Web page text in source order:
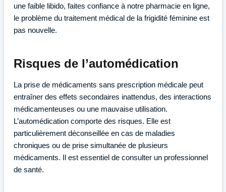
une faible libido, faites confiance à notre pharmacie en ligne,
le problème du traitement médical de la frigidité féminine est
pas nouvelle.
Risques de l’automédication
La prise de médicaments sans prescription médicale peut
entraîner des effets secondaires inattendus, des interactions
médicamenteuses ou une mauvaise utilisation.
L’automédication comporte des risques. Elle est
particulièrement déconseillée en cas de maladies
chroniques ou de prise simultanée de plusieurs
médicaments. Il est essentiel de consulter un professionnel
de santé.